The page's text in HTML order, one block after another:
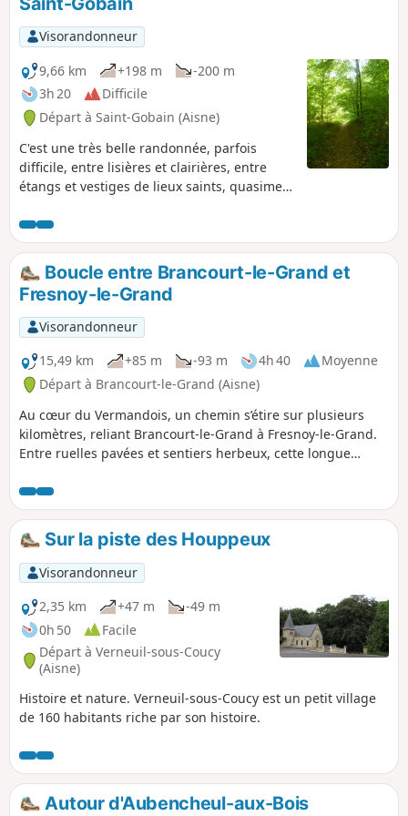
Visorandonneur
9,66 km
+198 m
-200 m
3h 20
Difficile
Départ à Saint-Gobain (Aisne)
C'est une très belle randonnée, parfois
difficile, entre lisières et clairières, entre
étangs et vestiges de lieux saints, quasiment
parsemée de chênes aux noms évocateurs :
chênes de l'Europe, des Trois-Fillettes…
Boucle entre Brancourt-le-Grand et
Fresnoy-le-Grand
Visorandonneur
15,49 km
+85 m -93 m 4h 40
Moyenne
Départ à Brancourt-le-Grand (Aisne)
Au cœur du Vermandois, un chemin s’étire sur plusieurs
kilomètres, reliant Brancourt-le-Grand à Fresnoy-le-Grand.
Entre ruelles pavées et sentiers herbeux, cette longue
l’effervescence villageoise et la tranquillité des champs
environnants. Tout au long du parcours, l’architecture de
brique rouge dialogue avec les horizons ouverts des
prairies et des bosquets. À chaque tournant, laissez-vous
surprendre par un vieux portail, un verger en fleurs ou le
chant discret d’un ruisseau, pour une immersion
authentique dans l’âme du Vermandois.
Sur la piste des Houppeux
Visorandonneur
2,35 km
+47 m
-49 m
0h 50
Facile
Départ à Verneuil-sous-Coucy
(Aisne)
Histoire et nature. Verneuil-sous-Coucy est un petit village
de 160 habitants riche par son histoire.
Autour d'Aubencheul-aux-Bois